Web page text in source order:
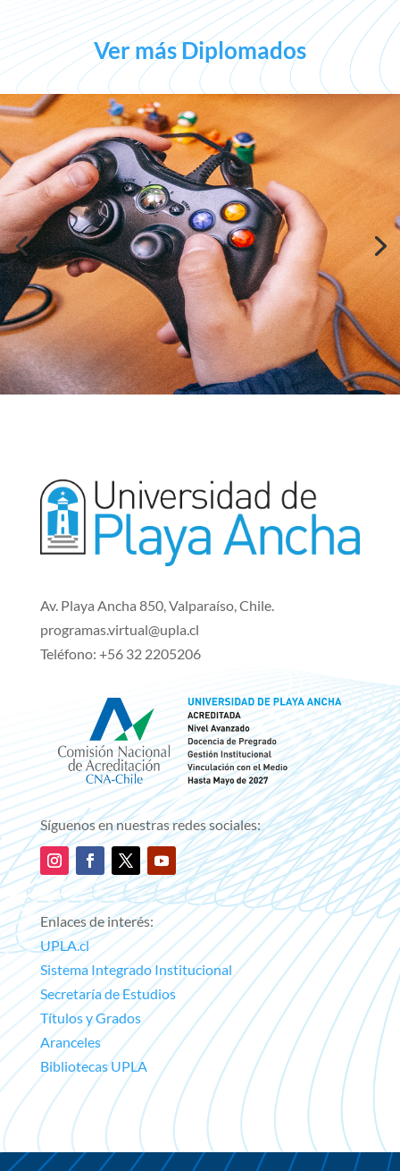
Ver más Diplomados
Av. Playa Ancha 850, Valparaíso, Chile.
programas.virtual@upla.cl
Teléfono: +56 32 2205206
Síguenos en nuestras redes sociales:
Enlaces de interés:
UPLA.cl
Sistema Integrado Institucional
Secretaría de Estudios
Títulos y Grados
Aranceles
Bibliotecas UPLA